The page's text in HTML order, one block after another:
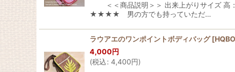
＜＜商品説明＞＞ 出来上がりサイズ 高：
★★★★ 男の方でも持っていただ…
ラウアエのワンポイントボディバッグ [
4,000円
(税込: 4,400円)